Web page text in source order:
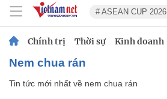
# ASEAN CUP 2026
Chính trị Thời sự Kinh doanh
nem chua rán
Tin tức mới nhất về nem chua rán